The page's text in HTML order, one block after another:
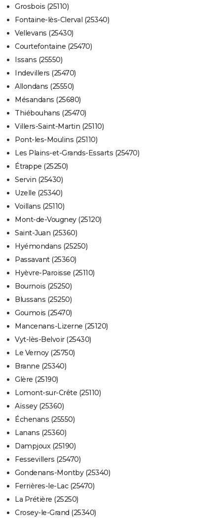
Grosbois (25110)
Fontaine-lès-Clerval (25340)
Vellevans (25430)
Courtefontaine (25470)
Issans (25550)
Indevillers (25470)
Allondans (25550)
Mésandans (25680)
Thiébouhans (25470)
Villers-Saint-Martin (25110)
Pont-les-Moulins (25110)
Les Plains-et-Grands-Essarts (25470)
Étrappe (25250)
Servin (25430)
Uzelle (25340)
Voillans (25110)
Mont-de-Vougney (25120)
Saint-Juan (25360)
Hyémondans (25250)
Passavant (25360)
Hyèvre-Paroisse (25110)
Bournois (25250)
Blussans (25250)
Goumois (25470)
Mancenans-Lizerne (25120)
Vyt-lès-Belvoir (25430)
Le Vernoy (25750)
Branne (25340)
Glère (25190)
Lomont-sur-Crête (25110)
Aïssey (25360)
Échenans (25550)
Lanans (25360)
Dampjoux (25190)
Fessevillers (25470)
Gondenans-Montby (25340)
Ferrières-le-Lac (25470)
La Prétière (25250)
Crosey-le-Grand (25340)